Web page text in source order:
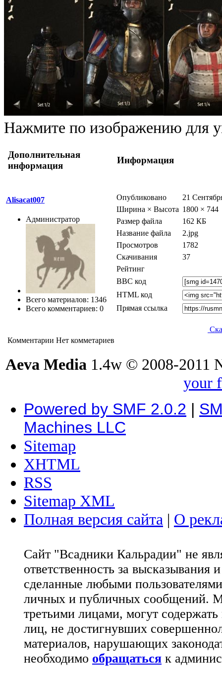
Нажмите по изображению для
Дополнительная
информация
Информация
Alisacat007
Администратор
Всего материалов: 1346
Всего комментариев: 0
Опубликовано
21
Ширина × Высота 1800 × 744
Размер файла
162 КБ
Название файла
2.jpg
Просмотров
1782
Скачивания
37
Рейтинг
BBC код
HTML код
Прямая ссылка
Комментарии Нет комметариев
Aeva Media 1.4w © 2008-2011
your
Powered by SMF 2.0.2 |
Machines LLC
Sitemap
XHTML
RSS
Sitemap XML
Полная версия сайта | О
Сайт "Всадники Кальрадии" не
ответственность за
сделанные любыми
личных и публичных сообщений.
третьими лицами, могут
лиц, не достигнувших
материалов, нарушающих
необходимо обращаться к